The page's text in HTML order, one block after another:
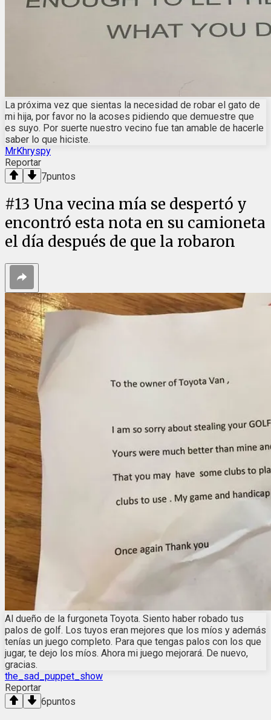
La próxima vez que sientas la necesidad de robar el gato de
mi hija, por favor no la acoses pidiendo que demuestre que
es suyo. Por suerte nuestro vecino fue tan amable de hacerle
saber lo que hiciste.
MrKhryspy
Reportar
7puntos
#13 Una vecina mía se despertó y
encontró esta nota en su camioneta
el día después de que la robaron
Al dueño de la furgoneta Toyota. Siento haber robado tus
palos de golf. Los tuyos eran mejores que los míos y además
tenías un juego completo. Para que tengas palos con los que
jugar, te dejo los míos. Ahora mi juego mejorará. De nuevo,
gracias.
the_sad_puppet_show
Reportar
6puntos